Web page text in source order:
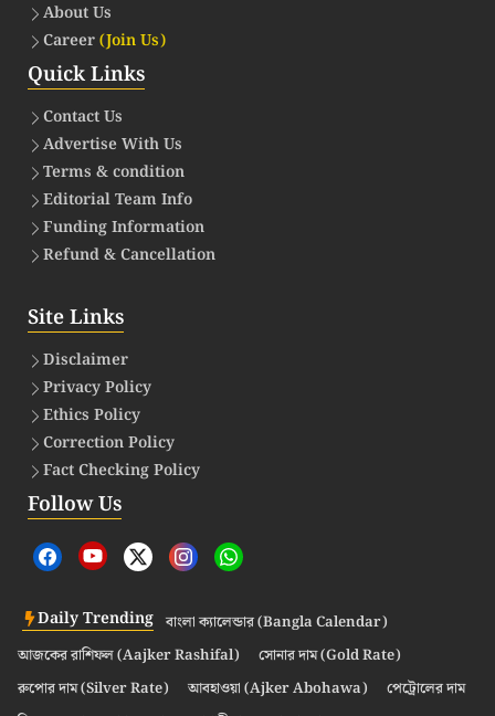
About Us
Career(Join Us)
Quick Links
Contact Us
Advertise With Us
Terms & condition
Editorial Team Info
Funding Information
Refund & Cancellation
Site Links
Disclaimer
Privacy Policy
Ethics Policy
Correction Policy
Fact Checking Policy
Follow Us
Daily Trending বাংলা ক্যালেন্ডার (Bangla Calendar)
আজকের রাশিফল (Aajker Rashifal)
সোনার দাম (Gold Rate)
রুপোর দাম (Silver Rate)
আবহাওয়া (Ajker Abohawa)
পেট্রোলের দাম